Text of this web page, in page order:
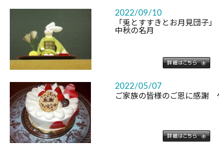
2022/09/10
「兎とすすきとお月見団子
中秋の名月
2022/05/07
ご家族の皆様のご恩に感謝